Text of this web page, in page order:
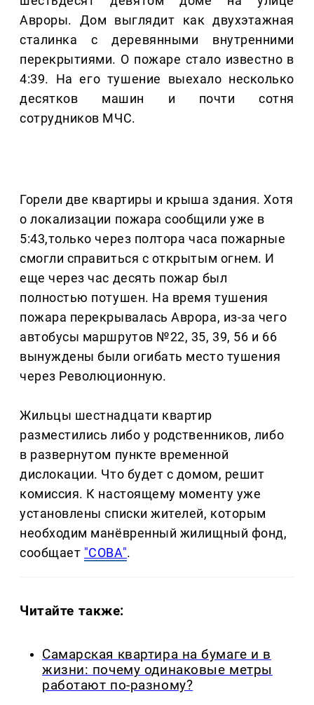
Авроры. Дом выглядит как двухэтажная
сталинка с деревянными внутренними
перекрытиями. О пожаре стало известно в
4:39. На его тушение выехало несколько
десятков машин и почти сотня
сотрудников МЧС.
Горели две квартиры и крыша здания. Хотя
о локализации пожара сообщили уже в
5:43,только через полтора часа пожарные
смогли справиться с открытым огнем. И
еще через час десять пожар был
полностью потушен. На время тушения
пожара перекрывалась Аврора, из-за чего
автобусы маршрутов №22, 35, 39, 56 и 66
вынуждены были огибать место тушения
через Революционную.
Жильцы шестнадцати квартир
разместились либо у родственников, либо
в развернутом пункте временной
дислокации. Что будет с домом, решит
комиссия. К настоящему моменту уже
установлены списки жителей, которым
необходим манёвренный жилищный фонд,
сообщает "СОВА".
Читайте также:
Самарская квартира на бумаге и в
жизни: почему одинаковые метры
работают по-разному?